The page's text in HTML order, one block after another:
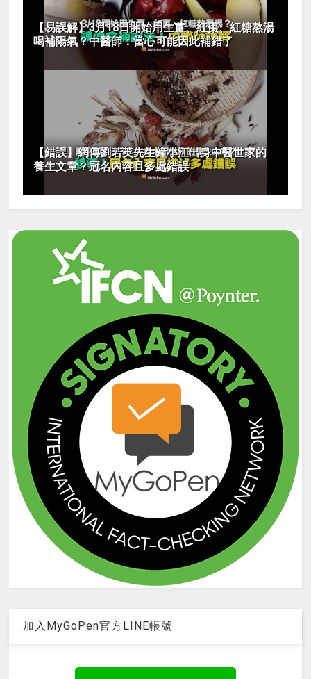
【易誤解】3月18日開始用生薑、紅棗、紅糖熬湯
喝補陽氣？中醫師：當心可能因此補錯了
【錯誤】網傳劉若英先生鐘小江出身中醫世家的
養生文章？冠名內容且多處錯誤
加入MyGoPen官方LINE帳號